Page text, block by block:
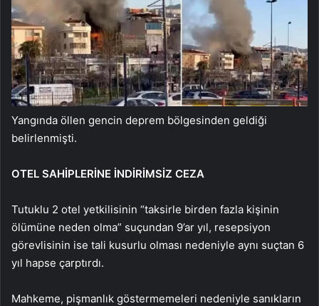
Yangında öllen gencin deprem bölgesinden geldiği
belirlenmişti.
OTEL SAHİPLERİNE İNDİRİMSİZ CEZA
Tutuklu 2 otel yetkilisinin “taksirle birden fazla kişinin
ölümüne neden olma” suçundan 9’ar yıl, resepsiyon
görevlisinin ise tali kusurlu olması nedeniyle aynı suçtan 6
yıl hapse çarptırdı.
Mahkeme, pişmanlık göstermemeleri nedeniyle sanıkların